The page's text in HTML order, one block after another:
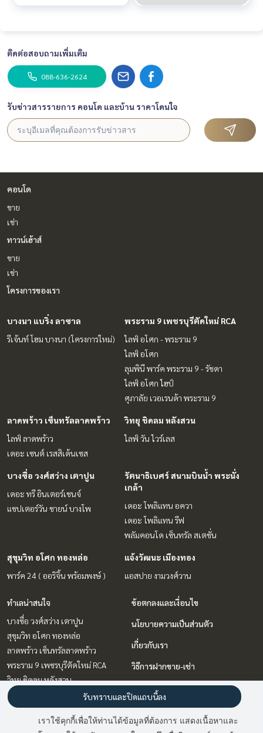
ติดต่อสอบถามเพิ่มเติม
088-636-2624
รับข่าวสารรายการ คอนโด และบ้าน ราคาโดนใจ
คอนโด
ขาย
เช่า
ทาวน์เฮ้าส์
ขาย
เช่า
โครงการของเรา
บางนา แบริ่ง ลาซาล
รีเจ้นท์ โฮม บางนา (โครงการใหม่)
พระราม 9 เพชรบุรีตัดใหม่ RCA
ไลฟ์ อโศก - พระราม 9
ไลฟ์ อโศก
ลุมพินี พาร์ค พระราม 9 - รัชดา
ไลฟ์ อโศก ไฮป์
ศุภาลัย เวอเรนด้า พระราม 9
ลาดพร้าว เซ็นทรัลลาดพร้าว
ไลฟ์ ลาดพร้าว
เดอะ เซนต์ เรสสิเด้นเซส
วิทยุ ชิดลม หลังสวน
ไลฟ์ วัน ไวร์เลส
บางซื่อ วงศ์สว่าง เตาปูน
เดอะ ทรี อินเตอร์เชนจ์
แชปเตอร์วัน ชายน์ บางโพ
รัตนาธิเบศร์ สนามบินน้ำ พระนั่ง
เกล้า
เดอะ โพลิแทน อควา
เดอะ โพลิแทน รีฟ
พลัมคอนโด เซ็นทรัล สเตชั่น
สุขุมวิท อโศก ทองหล่อ
พาร์ค 24 ( ออริจิ้น พร้อมพงษ์ )
แจ้งวัฒนะ เมืองทอง
แอสปาย งามวงศ์วาน
ทำเลน่าสนใจ
บางซื่อ วงศ์สว่าง เตาปูน
สุขุมวิท อโศก ทองหล่อ
ลาดพร้าว เซ็นทรัลลาดพร้าว
พระราม 9 เพชรบุรีตัดใหม่ RCA
วิทยุ ชิดลม หลังสวน
รัตนาธิเบศร์ สนามบินน้ำ พระนั่ง
เกล้า
แจ้งวัฒนะ เมืองทอง
ข้อตกลงและเงื่อนไข
นโยบายความเป็นส่วนตัว
เกี่ยวกับเรา
วิธีการฝากขาย-เช่า
ติดต่อ
เราใช้คุกกี้เพื่อให้ท่านได้ข้อมูลที่ต้องการ แสดงเนื้อหาและ
รับทราบและปิดแถบนี้ลง